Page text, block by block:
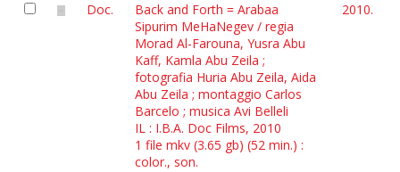
Doc.
Back and Forth = Arabaa
Sipurim MeHaNegev / regia
Morad Al-Farouna, Yusra Abu
Kaff, Kamla Abu Zeila ;
fotografia Huria Abu Zeila, Aida
Abu Zeila ; montaggio Carlos
Barcelo ; musica Avi Belleli
IL : I.B.A. Doc Films, 2010
1 file mkv (3.65 gb) (52 min.) :
color., son.
2010.